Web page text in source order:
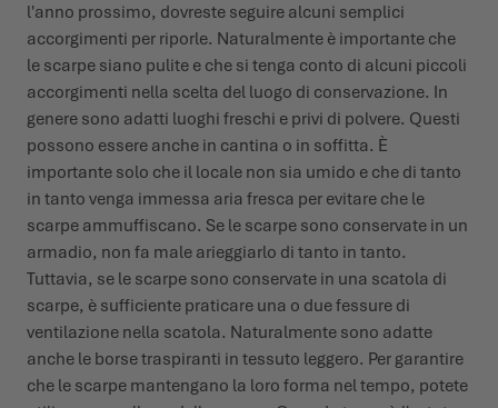
l'anno prossimo, dovreste seguire alcuni semplici
accorgimenti per riporle. Naturalmente è importante che
le scarpe siano pulite e che si tenga conto di alcuni piccoli
accorgimenti nella scelta del luogo di conservazione. In
genere sono adatti luoghi freschi e privi di polvere. Questi
possono essere anche in cantina o in soffitta. È
importante solo che il locale non sia umido e che di tanto
in tanto venga immessa aria fresca per evitare che le
scarpe ammuffiscano. Se le scarpe sono conservate in un
armadio, non fa male arieggiarlo di tanto in tanto.
Tuttavia, se le scarpe sono conservate in una scatola di
scarpe, è sufficiente praticare una o due fessure di
ventilazione nella scatola. Naturalmente sono adatte
anche le borse traspiranti in tessuto leggero. Per garantire
che le scarpe mantengano la loro forma nel tempo, potete